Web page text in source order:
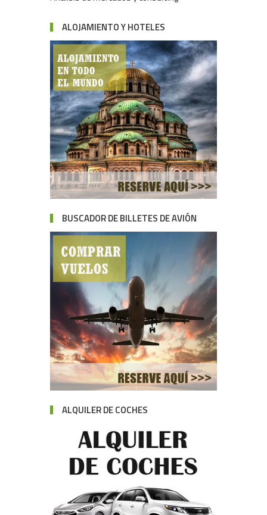
ALOJAMIENTO Y HOTELES
BUSCADOR DE BILLETES DE AVIÓN
ALQUILER DE COCHES